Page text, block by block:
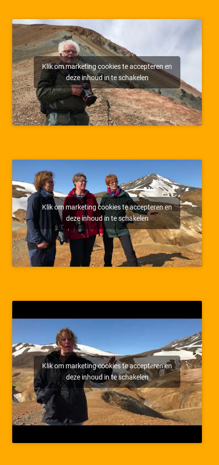
Klik om marketing cookies te accepteren en
deze inhoud in te schakelen
Klik om marketing cookies te accepteren en
deze inhoud in te schakelen
Klik om marketing cookies te accepteren en
deze inhoud in te schakelen